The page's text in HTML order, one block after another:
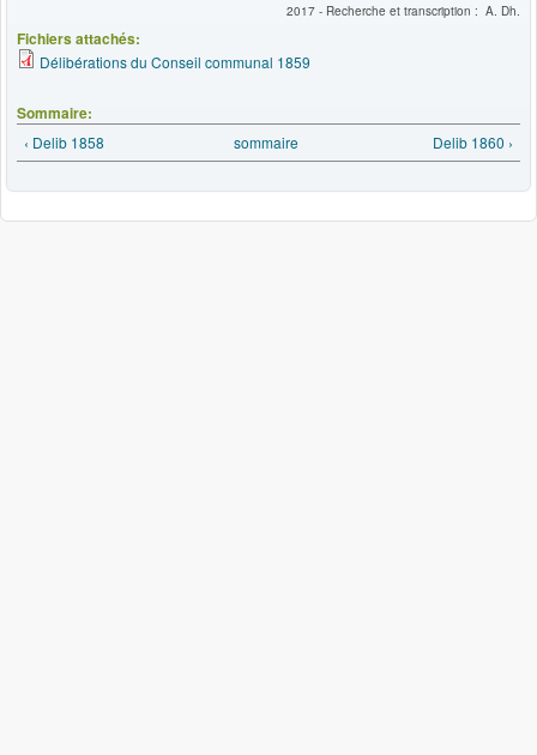
2017 - Recherche et transcription : A. Dh.
Fichiers attachés:
Délibérations du Conseil communal 1859
Sommaire:
‹ Delib 1858 sommaire Delib 1860 ›